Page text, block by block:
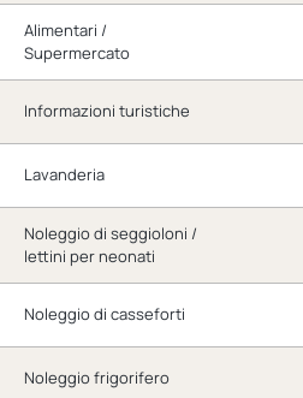
Alimentari /
Supermercato
Informazioni turistiche
Lavanderia
Noleggio di seggioloni /
lettini per neonati
Noleggio di casseforti
Noleggio frigorifero